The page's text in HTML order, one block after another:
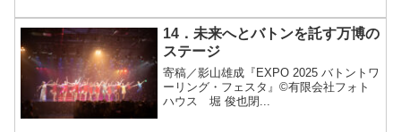
14．未来へとバトンを託す万博の
ステージ
寄稿／影山雄成『EXPO 2025 バトントワ
ーリング・フェスタ』©有限会社フォト
ハウス 堀 俊也閉...